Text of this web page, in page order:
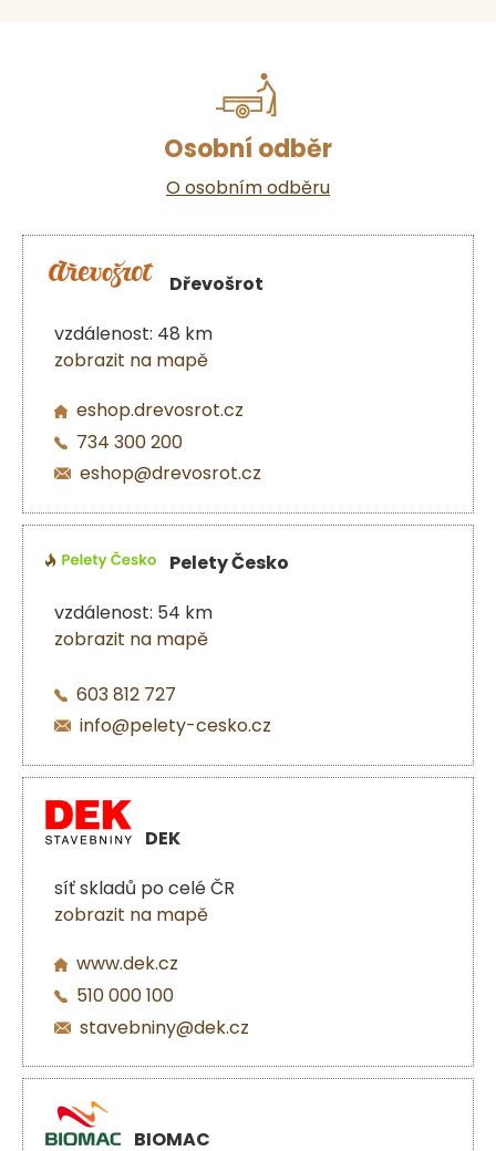
Osobní odběr
O osobním odběru
Dřevošrot
vzdálenost: 48 km
zobrazit na mapě
eshop.drevosrot.cz
734 300 200
eshop@drevosrot.cz
Pelety Česko
vzdálenost: 54 km
zobrazit na mapě
603 812 727
info@pelety-cesko.cz
DEK
síť skladů po celé ČR
zobrazit na mapě
www.dek.cz
510 000 100
stavebniny@dek.cz
BIOMAC